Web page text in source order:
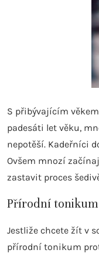
S přibývajícím
padesáti let věku,
nepotěší. Kadeřníci
Ovšem mnozí
zastavit proces
Přírodní
Jestliže chcete žít v
přírodní tonikum